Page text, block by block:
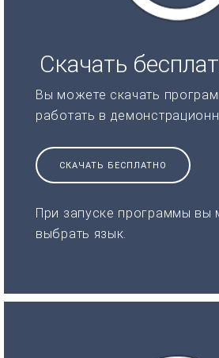
Скачать
Вы можете скачать
работать в
СКАЧАТЬ БЕСПЛАТНО
При запуске программы вы
выбрать язык.